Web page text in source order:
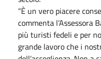
“È un vero piacere
commenta l’Assessora
più turisti fedeli e per
grande lavoro che i